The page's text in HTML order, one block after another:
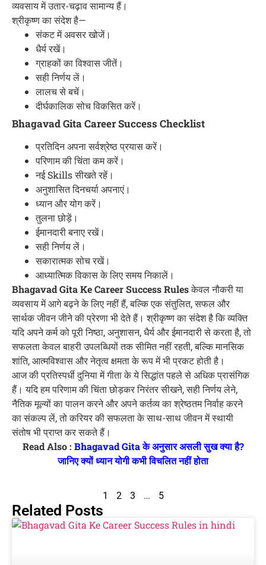
व्यवसाय में उतार-चढ़ाव सामान्य हैं।
श्रीकृष्ण का संदेश है—
संकट में अवसर खोजें।
धैर्य रखें।
ग्राहकों का विश्वास जीतें।
सही निर्णय लें।
लालच से बचें।
दीर्घकालिक सोच विकसित करें।
Bhagavad Gita Career Success Checklist
प्रतिदिन अपना सर्वश्रेष्ठ प्रयास करें।
परिणाम की चिंता कम करें।
नई Skills सीखते रहें।
अनुशासित दिनचर्या अपनाएं।
ध्यान और योग करें।
तुलना छोड़ें।
ईमानदारी बनाए रखें।
सही निर्णय लें।
सकारात्मक सोच रखें।
आध्यात्मिक विकास के लिए समय निकालें।
Bhagavad Gita Ke Career Success Rulesकेवल नौकरी या
व्यवसाय में आगे बढ़ने के लिए नहीं हैं, बल्कि एक संतुलित, सफल और
सार्थक जीवन जीने की प्रेरणा भी देते हैं। श्रीकृष्ण का संदेश है कि व्यक्ति
यदि अपने कर्म को पूरी निष्ठा, अनुशासन, धैर्य और ईमानदारी से करता है, तो
सफलता केवल बाहरी उपलब्धियों तक सीमित नहीं रहती, बल्कि मानसिक
शांति, आत्मविश्वास और नेतृत्व क्षमता के रूप में भी प्रकट होती है।
आज की प्रतिस्पर्धी दुनिया में गीता के ये सिद्धांत पहले से अधिक प्रासंगिक
हैं। यदि हम परिणाम की चिंता छोड़कर निरंतर सीखने, सही निर्णय लेने,
नैतिक मूल्यों का पालन करने और अपने कर्तव्य का श्रेष्ठतम निर्वाह करने
का संकल्प लें, तो करियर की सफलता के साथ-साथ जीवन में स्थायी
संतोष भी प्राप्त कर सकते हैं।
Read Also : Bhagavad Gita के अनुसार असली सुख क्या है?
जानिए क्यों ध्यान योगी कभी विचलित नहीं होता
1 2 3 … 5
Related Posts